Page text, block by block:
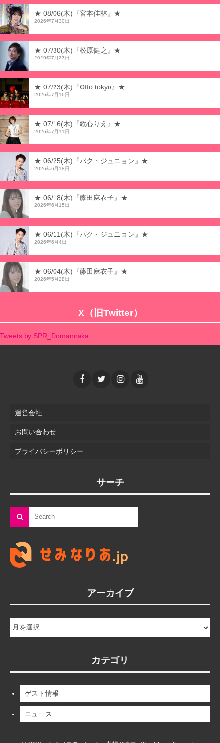
★ 08/06(木)『宮本佳林』★
2026年7月30日
★ 07/30(木)『松原健之』★
2026年7月23日
★ 07/23(木)『Offo tokyo』★
2026年7月16日
★ 07/16(木)『歌心りえ』★
2026年7月11日
★ 06/25(木)『パク・ジュニョン』★
2026年6月18日
★ 06/18(木)『藤田麻衣子』★
2026年6月15日
★ 06/11(木)『パク・ジュニョン』★
2026年6月4日
★ 06/04(木)『藤田麻衣子』★
2026年5月28日
X（旧Twitter）
Tweets by SPR_Domannaka
運営会社
お問い合わせ
プライバシーポリシー
サーチ
アーカイブ
ー
カテゴリ
ゲスト情報
ニュース